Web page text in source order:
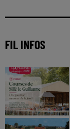
FIL INFOS